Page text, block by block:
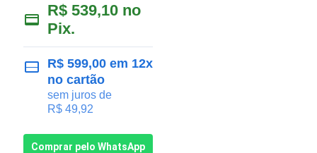
R$ 539,10 no
Pix.
R$ 599,00 em 12x
no cartão
sem juros de
R$ 49,92
Comprar pelo WhatsApp